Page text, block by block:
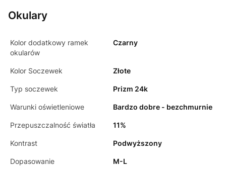
Okulary
Kolor dodatkowy ramek
okularów
Czarny
Kolor Soczewek Złote
Typ soczewek Prizm 24k
Warunki oświetleniowe Bardzo dobre - bezchmurnie
Przepuszczalność światła 11%
Kontrast Podwyższony
Dopasowanie M-L